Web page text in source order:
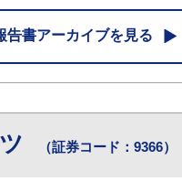
告書アーカイブを見る
（証券コード：9366）